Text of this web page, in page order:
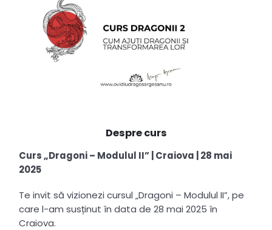
Despre curs
Curs „Dragoni – Modulul II” | Craiova | 28 mai
2025
Te invit să vizionezi cursul „Dragoni – Modulul II”, pe
care l-am susținut în data de 28 mai 2025 în
Craiova.